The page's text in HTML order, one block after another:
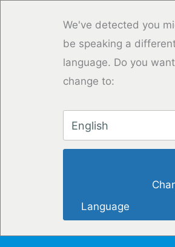
We've detected you
be speaking a
language. Do you
change to:
English